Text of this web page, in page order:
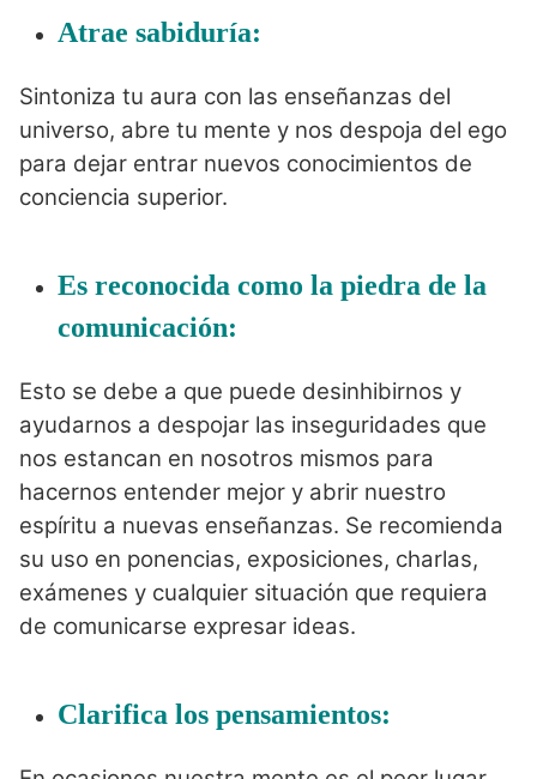
Atrae sabiduría:
Sintoniza tu aura con las enseñanzas del
universo, abre tu mente y nos despoja del ego
para dejar entrar nuevos conocimientos de
conciencia superior.
Es reconocida como la piedra de la
comunicación:
Esto se debe a que puede desinhibirnos y
ayudarnos a despojar las inseguridades que
nos estancan en nosotros mismos para
hacernos entender mejor y abrir nuestro
espíritu a nuevas enseñanzas. Se recomienda
su uso en ponencias, exposiciones, charlas,
exámenes y cualquier situación que requiera
de comunicarse expresar ideas.
Clarifica los pensamientos: